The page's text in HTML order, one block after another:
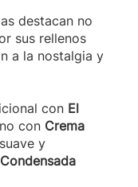
destacan no
sus rellenos
a la nostalgia y
con El
con Crema
y